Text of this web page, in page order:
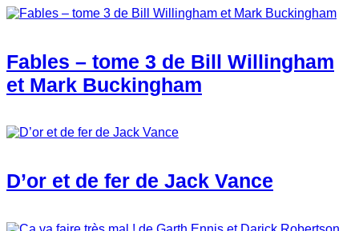
Fables – tome 3 de Bill Willingham
et Mark Buckingham
D’or et de fer de Jack Vance